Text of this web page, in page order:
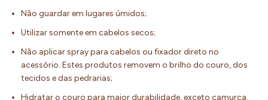
Não guardar em lugares úmidos;
Utilizar somente em cabelos secos;
Não aplicar spray para cabelos ou fixador direto no
acessório. Estes produtos removem o brilho do couro, dos
tecidos e das pedrarias;
Hidratar o couro para maior durabilidade, exceto camurça.